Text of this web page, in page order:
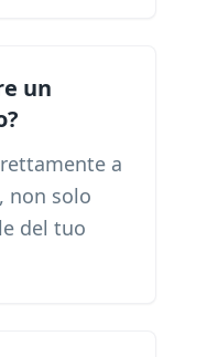
un
a
non solo
del tuo